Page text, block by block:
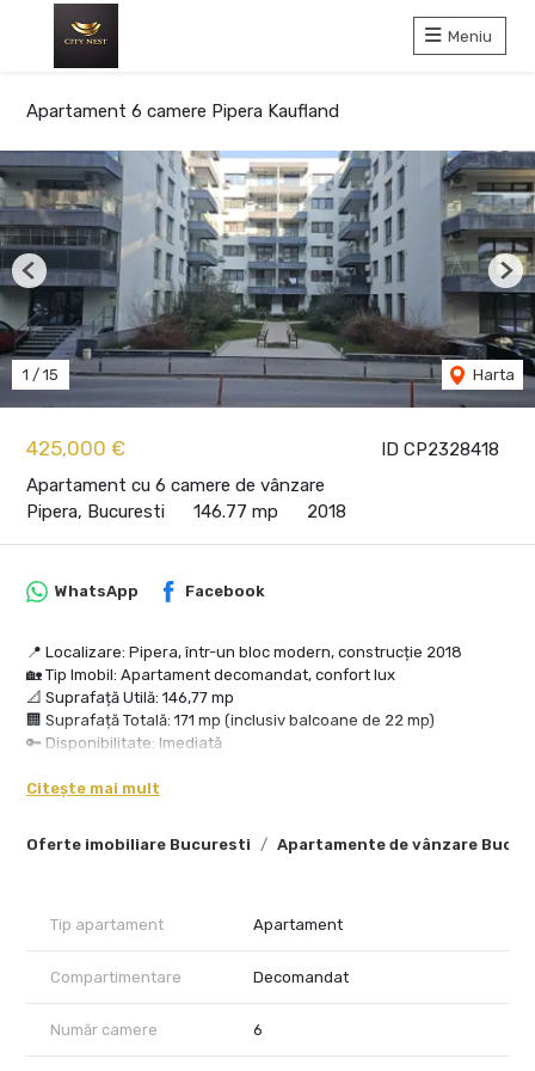
Meniu
Apartament 6 camere Pipera Kaufland
ID CP2328418
425,000 €
Apartament cu 6 camere de vânzare
Pipera, Bucuresti
146.77 mp 2018
1 / 15 Harta
Previous
Oferte imobiliare Bucuresti Apartamente de vânzare
WhatsApp Facebook
📍 Localizare: Pipera, într-un bloc modern, construcție 2018
🏡 Tip Imobil: Apartament decomandat, confort lux
📐 Suprafață Utilă: 146,77 mp
🏢 Suprafață Totală: 171 mp (inclusiv balcoane de 22 mp)
🔑 Disponibilitate: Imediată
Compartimentare:
Băi: 4 (dotate cu cadă, cabină de duș, bideu)
Dotări și Utilități:
✔ Electrocasnice incluse: frigider, hotă, TV
Caracteristici Imobil:
Citește mai mult
Tip apartament Apartament
Compartimentare Decomandat
Număr camere 6